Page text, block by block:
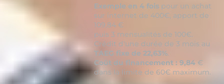
Exemple en 4 fois pour un achat
sur internet de 400€, apport de
109,84 €
puis 3 mensualités de 100€.
Crédit d'une durée de 3 mois au
TAEG fixe de 22,63%.
Coût du financement : 9,84 €
dans la limite de 60€ maximum.